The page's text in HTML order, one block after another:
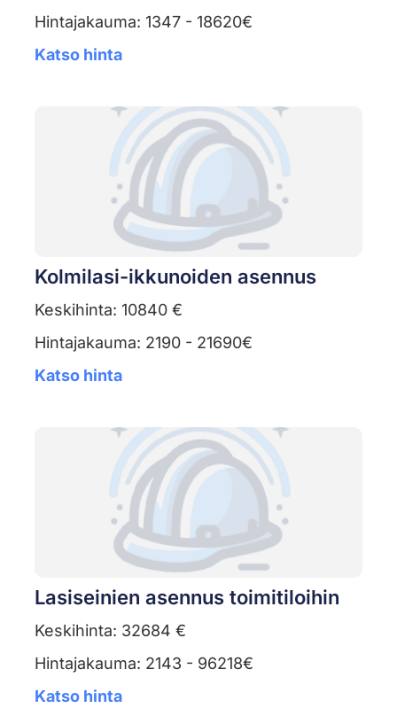
Hintajakauma: 1347 - 18620€
Katso hinta
Kolmilasi-ikkunoiden asennus
Keskihinta: 10840 €
Hintajakauma: 2190 - 21690€
Katso hinta
Lasiseinien asennus toimitiloihin
Keskihinta: 32684 €
Hintajakauma: 2143 - 96218€
Katso hinta